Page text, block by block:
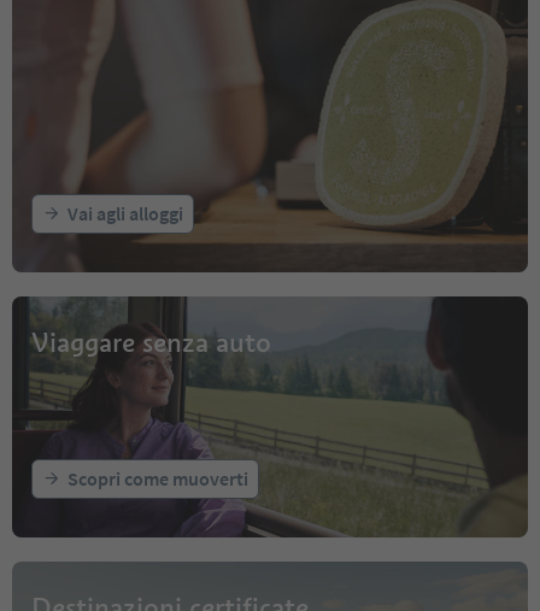
Vai agli alloggi
Viaggare senza auto
Scopri come muoverti